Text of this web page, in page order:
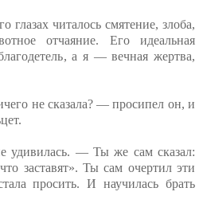
глазах читалось смятение, злоба,
отчаяние. Его идеальная
а я — вечная жертва,
не сказала? — просипел он, и
— Ты же сам сказал:
заставят». Ты сам очертил эти
просить. И научилась брать